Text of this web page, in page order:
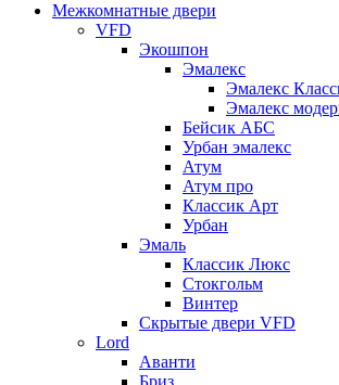
Межкомнатные двери
VFD
Экошпон
Эмалекс
Эмалекс
Эмалекс
Бейсик АБС
Урбан эмалекс
Атум
Атум про
Классик Арт
Урбан
Эмаль
Классик Люкс
Стокгольм
Винтер
Скрытые двери VFD
Lord
Аванти
Бриз